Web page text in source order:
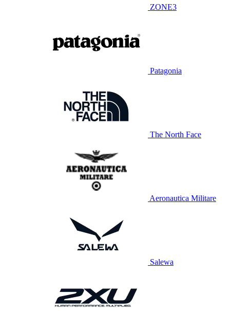
ZONE3
Patagonia
The North Face
Aeronautica Militare
Salewa